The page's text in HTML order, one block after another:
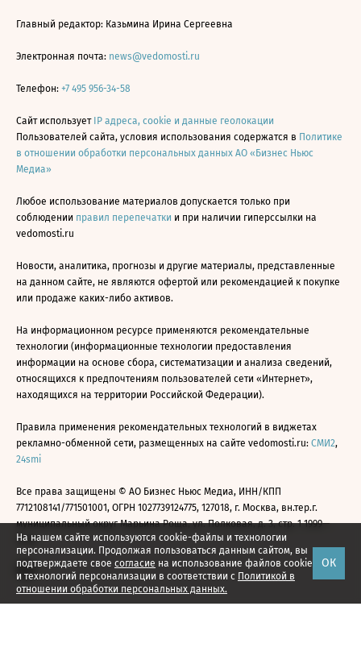
На нашем сайте используются cookie-файлы и технологии
персонализации. Продолжая пользоваться данным сайтом, вы
подтверждаете свое согласие на использование файлов cookie
и технологий персонализации в соответствии с Политикой в
отношении обработки персональных данных.
ОК
Главный редактор: Казьмина Ирина Сергеевна
Электронная почта: news@vedomosti.ru
Телефон: +7 495 956-34-58
Сайт использует IP адреса, cookie и данные геолокации
Пользователей сайта, условия использования содержатся в Политике
в отношении обработки персональных данных АО «Бизнес Ньюс
Медиа»
Любое использование материалов допускается только при
соблюдении правил перепечатки и при наличии гиперссылки на
vedomosti.ru
Новости, аналитика, прогнозы и другие материалы, представленные
на данном сайте, не являются офертой или рекомендацией к покупке
или продаже каких-либо активов.
На информационном ресурсе применяются рекомендательные
технологии (информационные технологии предоставления
информации на основе сбора, систематизации и анализа сведений,
относящихся к предпочтениям пользователей сети «Интернет»,
находящихся на территории Российской Федерации).
Правила применения рекомендательных технологий в виджетах
рекламно-обменной сети, размещенных на сайте vedomosti.ru: СМИ2,
24smi
Все права защищены © АО Бизнес Ньюс Медиа, ИНН/КПП
7712108141/771501001, ОГРН 1027739124775, 127018, г. Москва, вн.тер.г.
муниципальный округ Марьина Роща, ул. Полковая, д. 3, стр. 1 1999—
2026